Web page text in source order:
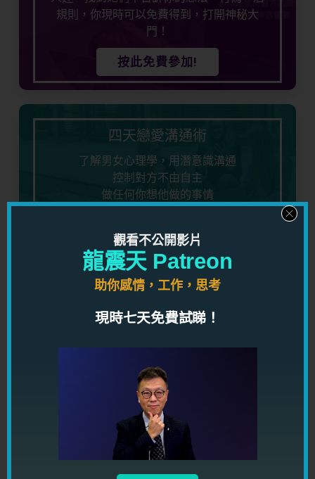
規則，你現時可以免費得到，打開神秘大
門！
按此免費參加!
四天戀愛溝通術
了解男女心理學，用潛意識溝通
控制對方不由自主
做任何你想他做的事情
五天看穿男人心
了解男人心理，知道男人想法，對你的感情有莫大
立即免費參加!
觀看不公開影片
龍震天 Patreon
助你感情，工作，思考
現時七天免費試睇！